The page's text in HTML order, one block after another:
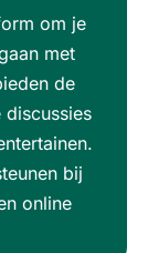
om je
met
de
bij
online